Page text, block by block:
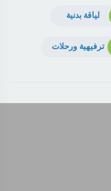
لياقة بدنية
ترفيهية ورحلات